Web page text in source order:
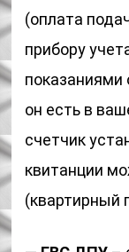
(оплата
прибору
показаниями
он есть в
счетчик
квитанции
(квартирный